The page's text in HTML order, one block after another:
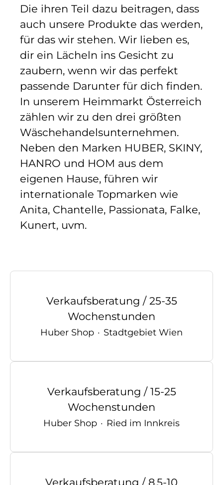
Die ihren Teil dazu beitragen, dass
auch unsere Produkte das werden,
für das wir stehen. Wir lieben es,
dir ein Lächeln ins Gesicht zu
zaubern, wenn wir das perfekt
passende Darunter für dich finden.
In unserem Heimmarkt Österreich
zählen wir zu den drei größten
Wäschehandelsunternehmen.
Neben den Marken HUBER, SKINY,
HANRO und HOM aus dem
eigenen Hause, führen wir
internationale Topmarken wie
Anita, Chantelle, Passionata, Falke,
Kunert, uvm.
Verkaufsberatung / 25-35
Wochenstunden
Huber Shop · Stadtgebiet Wien
Verkaufsberatung / 15-25
Wochenstunden
Huber Shop · Ried im Innkreis
Verkaufsberatung / 8,5-10